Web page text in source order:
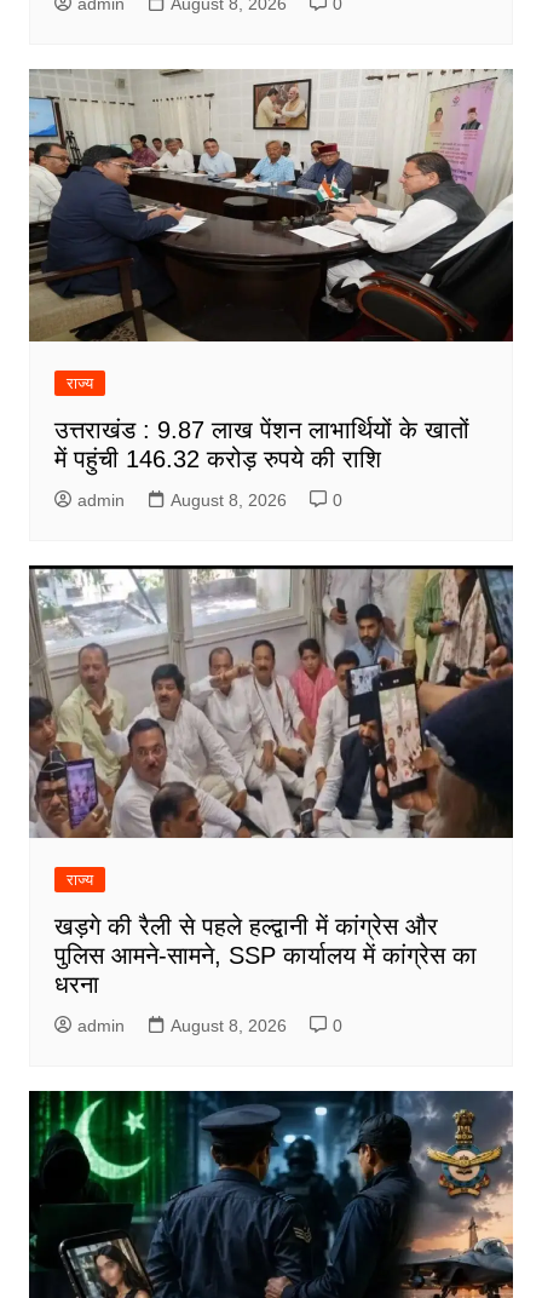
राज्य
उत्तराखंड : 9.87 लाख पेंशन लाभार्थियों के खातों
में पहुंची 146.32 करोड़ रुपये की राशि
admin August 8, 2026 0
राज्य
खड़गे की रैली से पहले हल्द्वानी में कांग्रेस और
पुलिस आमने-सामने, SSP कार्यालय में कांग्रेस का
धरना
admin August 8, 2026 0